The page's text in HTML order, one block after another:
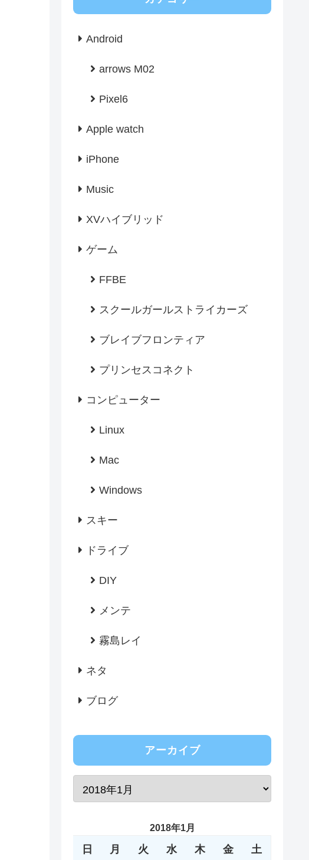
Android
arrows M02
Pixel6
Apple watch
iPhone
Music
XVハイブリッド
ゲーム
FFBE
スクールガールストライカーズ
ブレイブフロンティア
プリンセスコネクト
コンピューター
Linux
Mac
Windows
スキー
ドライブ
DIY
メンテ
霧島レイ
ネタ
ブログ
アーカイブ
2018年1月
日 月 火 水 木 金 土